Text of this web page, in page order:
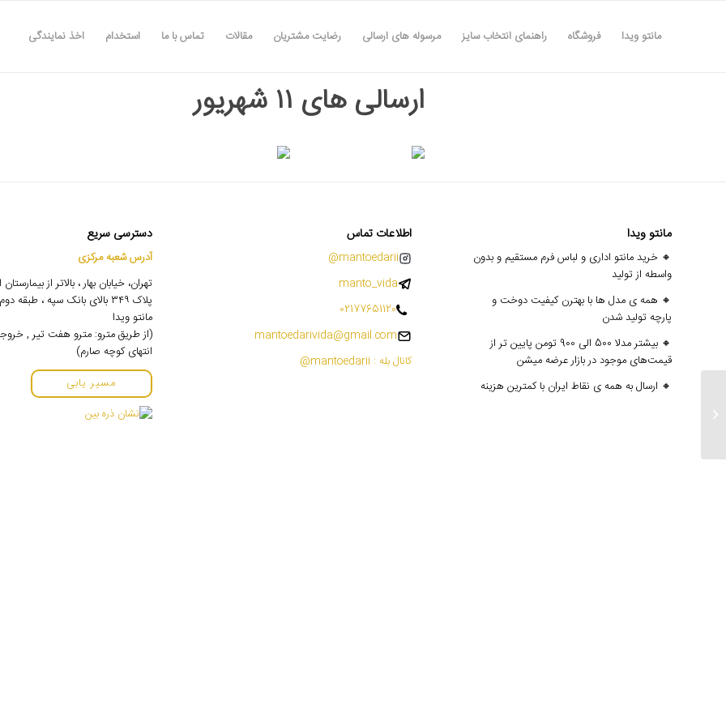
مانتو ویدا فروشگاه راهنمای انتخاب سایز مرسوله های ارسالی رضایت مشتریان مقالات تماس با ما استخدام اخذ نمایندگی
ارسالی های ۱۱ شهریور
مانتو ویدا
🔸 خرید مانتو اداری و لباس فرم مستقیم و بدون
واسطه از تولید
🔸 همه ی مدل ها با بهترن کیفیت دوخت و
پارچه تولید شدن
🔸 بیشتر مدلا 500 الی 900 تومن پایین تر از
قیمت‌های موجود در بازار عرضه میشن
🔸 ارسال به همه ی نقاط ایران با کمترین هزینه
اطلاعات تماس
mantoedarii@
manto_vida
02177651120
mantoedarivida@gmail.com
کانال بله : mantoedarii@
دسترسی سریع
آدرس شعبه مرکزی
تهران، خیابان بهار ، بالاتر از
پلاک ۳۴۹ بالای بانک سپه ،
مانتو ویدا
(از طریق مترو: مترو هفت تیر ,
انتهای کوچه صارم)
مسیر یابی